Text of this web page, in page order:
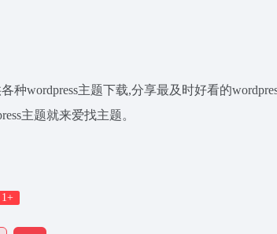
种wordpress主题下载,分享最及时好看的
主题就来爱找主题。
1+